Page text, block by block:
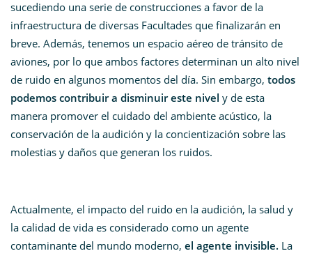
sucediendo una serie de construcciones a favor de la
infraestructura de diversas Facultades que finalizarán en
breve. Además, tenemos un espacio aéreo de tránsito de
aviones, por lo que ambos factores determinan un alto nivel
de ruido en algunos momentos del día. Sin embargo, todos
podemos contribuir a disminuir este nivel y de esta
manera promover el cuidado del ambiente acústico, la
conservación de la audición y la concientización sobre las
molestias y daños que generan los ruidos.
Actualmente, el impacto del ruido en la audición, la salud y
la calidad de vida es considerado como un agente
contaminante del mundo moderno, el agente invisible. La